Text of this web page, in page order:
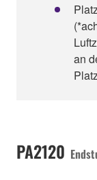
an
PA2120